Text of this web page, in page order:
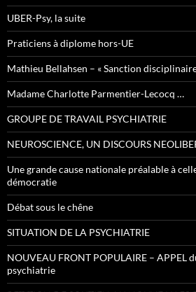
UBER-Psy, la suite
Praticiens à diplome hors-UE
Mathieu Bellahsen – « Sanction
Madame Charlotte Parmentier-Lecocq …
GROUPE DE TRAVAIL PSYCHIATRIE
NEUROSCIENCE, UN DISCOURS
Une grande cause nationale préalable à
démocratie
Débat sous le chêne
SITUATION DE LA PSYCHIATRIE
NOUVEAU FRONT POPULAIRE – APPEL
psychiatrie